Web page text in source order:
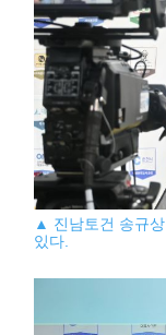
▲ 진남토건 송규
있다.